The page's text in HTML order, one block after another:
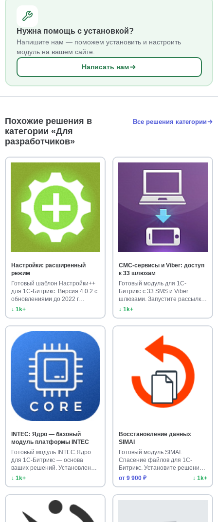
Нужна помощь с установкой?
Напишите нам — поможем установить и настроить
модуль на вашем сайте.
Написать нам
Похожие решения в
категории «Для
разработчиков»
Все решения категории
Настройки: расширенный
режим
Готовый шаблон Настройки++
для 1С-Битрикс. Версия 4.0.2 с
обновлениями до 2022 г…
↓ 1k+
СМС-сервисы и Viber: доступ
к 33 шлюзам
Готовый модуль для 1С-
Битрикс с 33 SMS и Viber
шлюзами. Запустите рассылку
клиен…
↓ 1k+
INTEC: Ядро — базовый
модуль платформы INTEC
Готовый модуль INTEC:Ядро
для 1С-Битрикс — основа
ваших решений. Установлен
боле…
↓ 1k+
Восстановление данных
SIMAI
Готовый модуль SIMAI:
Спасение файлов для 1С-
Битрикс. Установите решение
для над…
от 9 900 ₽ ↓ 1k+